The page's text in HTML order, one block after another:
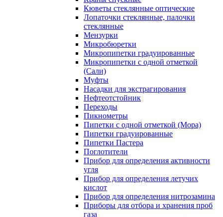
Кюветы стеклянные оптические
Лопаточки стеклянные, палочки
стеклянные
Мензурки
Микробюретки
Микропипетки градуированные
Микропипетки с одной отметкой
(Сали)
Муфты
Насадки для экстрагирования
Нефтеотстойник
Переходы
Пикнометры
Пипетки с одной отметкой (Мора)
Пипетки градуированные
Пипетки Пастера
Поглотители
Прибор для определения активности
угля
Прибор для определения летучих
кислот
Прибор для определения нитрозамина
Приборы для отбора и хранения проб
газа